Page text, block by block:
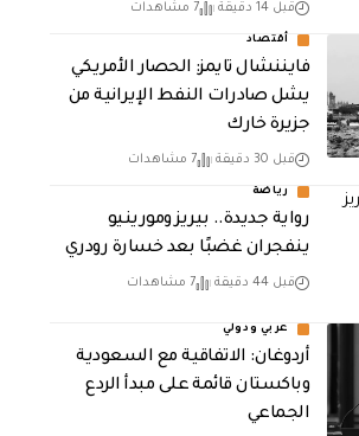
قبل 14 دقيقة 7 مشاهدات
أقتصاد
فايننشال تايمز: الحصار الأمريكي
يشل صادرات النفط الإيرانية من
جزيرة خارك
قبل 30 دقيقة 7 مشاهدات
رياضة
رواية جديدة.. بيريز ومورينيو
ينفجران غضبًا بعد خسارة رودري
قبل 44 دقيقة 7 مشاهدات
عربي ودولي
أردوغان: الاتفاقية مع السعودية
وباكستان قائمة على مبدأ الردع
الجماعي